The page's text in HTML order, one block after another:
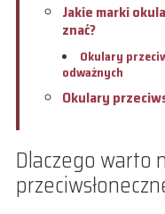
Jakie marki
znać?
Okulary
odważnych
Okulary
Dlaczego warto